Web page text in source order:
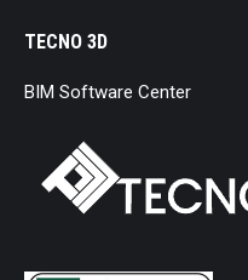
TECNO 3D
BIM Software Center